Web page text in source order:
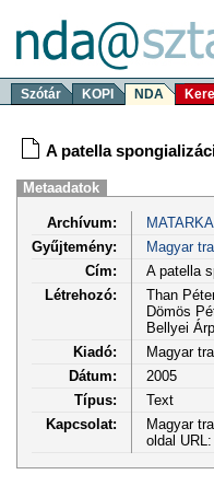
Szótár KOPI NDA
A patella
Metaadatok
Archívum:
Gyűjtemény:
Magyar
Cím:
A patella
Létrehozó:
Than
Dömös
Bellyei
Kiadó:
Magyar
Dátum:
2005
Típus:
Text
Kapcsolat:
Magyar
oldal URL: